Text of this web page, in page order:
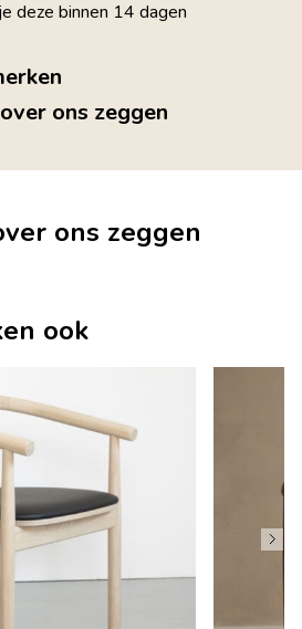
deze binnen 14 dagen
ons zeggen
ons zeggen
ook